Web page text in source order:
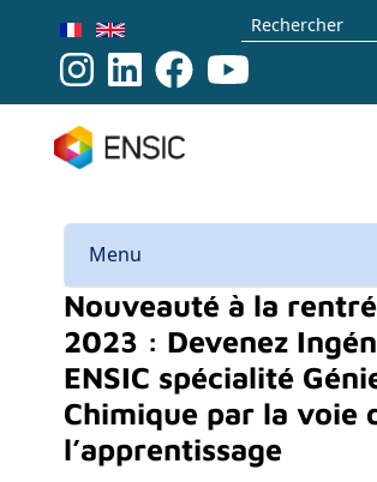
Aller au contenu principalRechercher
Menu
Nouveauté à la
2023 : Devenez
ENSIC spécialité
Chimique par la voie
l’apprentissage